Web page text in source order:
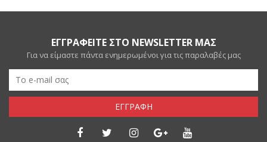
ΕΓΓΡΑΦΕΙΤΕ ΣΤΟ NEWSLETTER ΜΑΣ
Για να είμαστε πάντα ενημερωμένοι για τις παραλαβές μας
ΕΓΓΡΑΦΗ